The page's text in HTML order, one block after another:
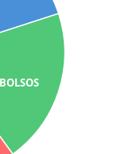
BOLSOS